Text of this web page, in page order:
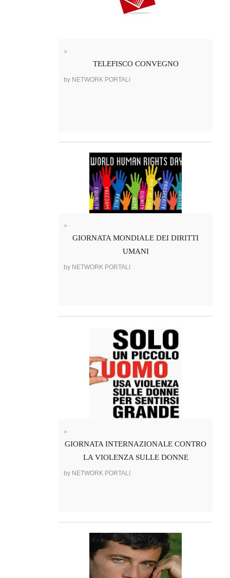
>
TELEFISCO CONVEGNO
by NETWORK PORTALI
>
GIORNATA MONDIALE DEI DIRITTI
UMANI
by NETWORK PORTALI
>
GIORNATA INTERNAZIONALE CONTRO
LA VIOLENZA SULLE DONNE
by NETWORK PORTALI